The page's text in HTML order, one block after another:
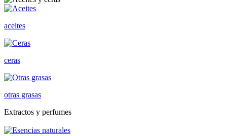
aceites
ceras
otras grasas
Extractos y perfumes